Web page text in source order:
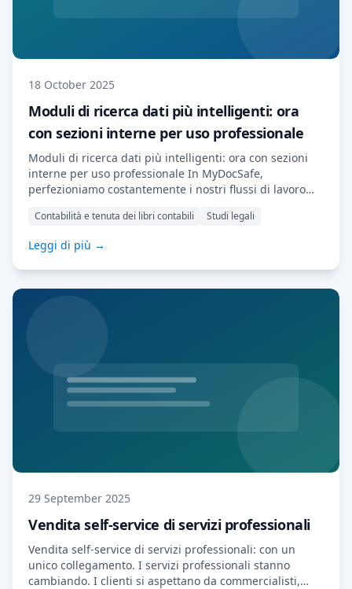
18 October 2025
Moduli di ricerca dati più intelligenti: ora
con sezioni interne per uso professionale
Moduli di ricerca dati più intelligenti: ora con sezioni
interne per uso professionale In MyDocSafe,
perfezioniamo costantemente i nostri flussi di lavoro
intelligente. Il nostro ultimo aggiornamento dei moduli
di ricerca dati introduce una nuova potente
funzionalità: le sezioni interne. Si tratta di moduli che
solo il tuo team può visualizzare e compilare. Novità
Contabilità e tenuta dei libri contabili Studi legali
Leggi di più →
29 September 2025
Vendita self-service di servizi professionali
Vendita self-service di servizi professionali: con un
unico collegamento. I servizi professionali stanno
cambiando. I clienti si aspettano da commercialisti,